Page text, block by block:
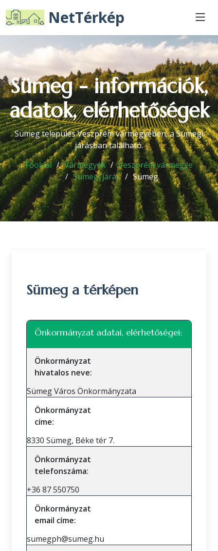
NetTérkép
Sümeg - információk,
adatok, elérhetőségek
Sümeg település Veszprém vármegyében, a Sümegi
járásban található.
Főoldal
Vármegyék
Veszprém vármegye
Sümegi járás
Sümeg
Sümeg a térképen
+
Önkormányzat adatai, elérhetőségei:
Önkormányzat
hivatalos neve:
Sümeg Város Önkormányzata
Önkormányzat
címe:
8330 Sümeg, Béke tér 7.
Önkormányzat
telefonszáma:
+36 87 550750
Önkormányzat
email címe:
sumegph@sumeg.hu